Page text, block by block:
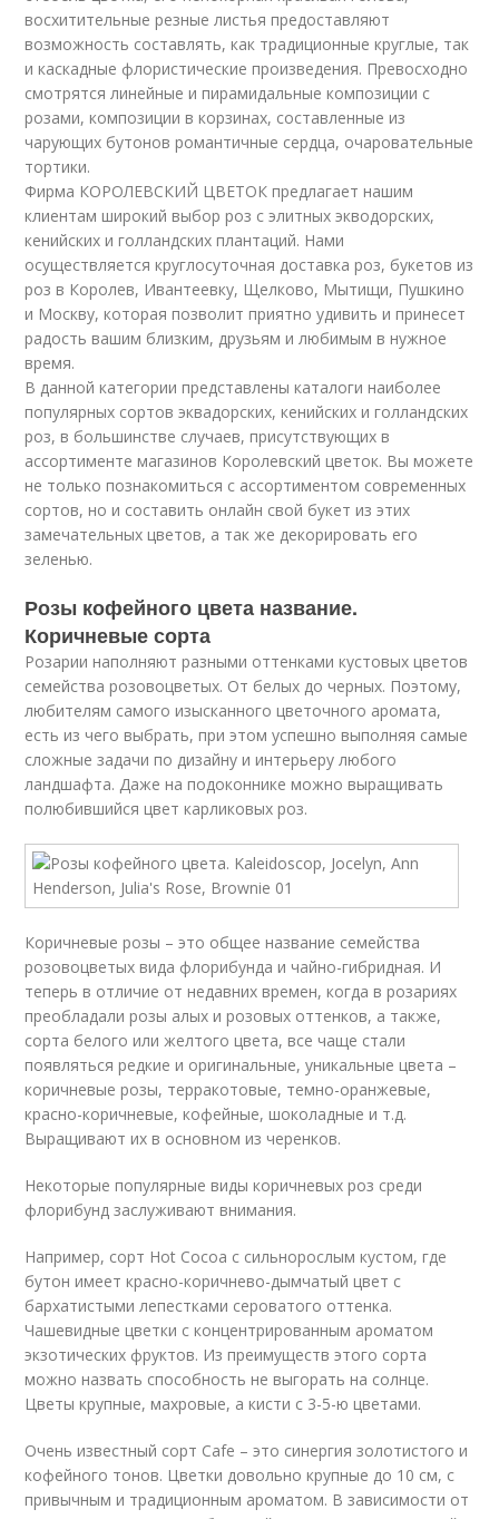
восхитительные резные листья предоставляют
возможность составлять, как традиционные круглые, так
и каскадные флористические произведения. Превосходно
смотрятся линейные и пирамидальные композиции с
розами, композиции в корзинах, составленные из
чарующих бутонов романтичные сердца, очаровательные
тортики.
Фирма КОРОЛЕВСКИЙ ЦВЕТОК предлагает нашим
клиентам широкий выбор роз с элитных экводорских,
кенийских и голландских плантаций. Нами
осуществляется круглосуточная доставка роз, букетов из
роз в Королев, Ивантеевку, Щелково, Мытищи, Пушкино
и Москву, которая позволит приятно удивить и принесет
радость вашим близким, друзьям и любимым в нужное
время.
В данной категории представлены каталоги наиболее
популярных сортов эквадорских, кенийских и голландских
роз, в большинстве случаев, присутствующих в
ассортименте магазинов Королевский цветок. Вы можете
не только познакомиться с ассортиментом современных
сортов, но и составить онлайн свой букет из этих
замечательных цветов, а так же декорировать его
зеленью.
Розы кофейного цвета название.
Коричневые сорта
Розарии наполняют разными оттенками кустовых цветов
семейства розовоцветых. От белых до черных. Поэтому,
любителям самого изысканного цветочного аромата,
есть из чего выбрать, при этом успешно выполняя самые
сложные задачи по дизайну и интерьеру любого
ландшафта. Даже на подоконнике можно выращивать
полюбившийся цвет карликовых роз.
Коричневые розы – это общее название семейства
розовоцветых вида флорибунда и чайно-гибридная. И
теперь в отличие от недавних времен, когда в розариях
преобладали розы алых и розовых оттенков, а также,
сорта белого или желтого цвета, все чаще стали
появляться редкие и оригинальные, уникальные цвета –
коричневые розы, терракотовые, темно-оранжевые,
красно-коричневые, кофейные, шоколадные и т.д.
Выращивают их в основном из черенков.
Некоторые популярные виды коричневых роз среди
флорибунд заслуживают внимания.
Например, сорт Hot Cocoa с сильнорослым кустом, где
бутон имеет красно-коричнево-дымчатый цвет с
бархатистыми лепестками сероватого оттенка.
Чашевидные цветки с концентрированным ароматом
экзотических фруктов. Из преимуществ этого сорта
можно назвать способность не выгорать на солнце.
Цветы крупные, махровые, а кисти с 3-5-ю цветами.
Очень известный сорт Cafe – это синергия золотистого и
кофейного тонов. Цветки довольно крупные до 10 см, с
привычным и традиционным ароматом. В зависимости от